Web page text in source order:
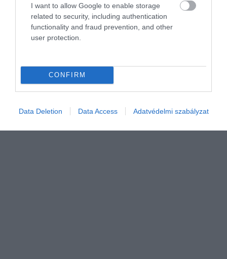
I want to allow Google to enable storage
related to security, including authentication
functionality and fraud prevention, and other
user protection.
CONFIRM
Data Deletion Data Access Adatvédelmi szabályzat
2024 első negyedévében több mint 200 ezer új autót szállított
Kína Európába. Így az öreg kontinens vált a kínai autóipar
újgenerációs…